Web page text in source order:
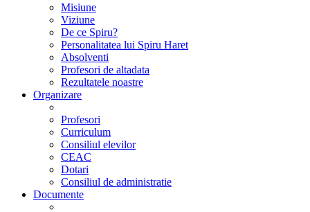
Misiune
Viziune
De ce Spiru?
Personalitatea lui Spiru Haret
Absolventi
Profesori de altadata
Rezultatele noastre
Organizare
Profesori
Curriculum
Consiliul elevilor
CEAC
Dotari
Consiliul de administratie
Documente